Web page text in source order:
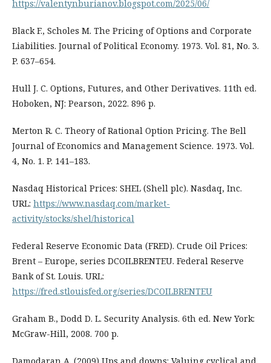
https://valentynburianov.blogspot.com/2025/06/
Black F., Scholes M. The Pricing of Options and Corporate
Liabilities. Journal of Political Economy. 1973. Vol. 81, No. 3.
P. 637–654.
Hull J. C. Options, Futures, and Other Derivatives. 11th ed.
Hoboken, NJ: Pearson, 2022. 896 p.
Merton R. C. Theory of Rational Option Pricing. The Bell
Journal of Economics and Management Science. 1973. Vol.
4, No. 1. P. 141–183.
Nasdaq Historical Prices: SHEL (Shell plc). Nasdaq, Inc.
URL: https://www.nasdaq.com/market-
activity/stocks/shel/historical
Federal Reserve Economic Data (FRED). Crude Oil Prices:
Brent – Europe, series DCOILBRENTEU. Federal Reserve
Bank of St. Louis. URL:
https://fred.stlouisfed.org/series/DCOILBRENTEU
Graham B., Dodd D. L. Security Analysis. 6th ed. New York:
McGraw-Hill, 2008. 700 p.
Damodaran A. (2009) Ups and downs: Valuing cyclical and